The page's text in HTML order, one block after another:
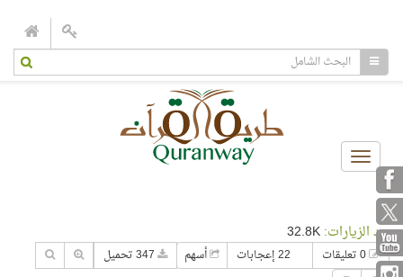
Toggle
navigation
عدد الزيارات:
22 إعجابات أسهم